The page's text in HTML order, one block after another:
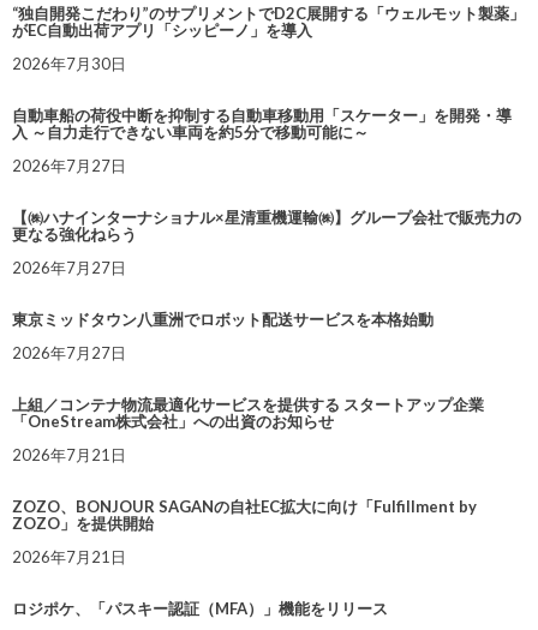
“独自開発こだわり”のサプリメントでD2C展開する「ウェルモット製薬」
がEC自動出荷アプリ「シッピーノ」を導入
2026年7月30日
自動車船の荷役中断を抑制する自動車移動用「スケーター」を開発・導
入 ～自力走行できない車両を約5分で移動可能に～
2026年7月27日
【㈱ハナインターナショナル×星清重機運輸㈱】グループ会社で販売力の
更なる強化ねらう
2026年7月27日
東京ミッドタウン八重洲でロボット配送サービスを本格始動
2026年7月27日
上組／コンテナ物流最適化サービスを提供する スタートアップ企業
「OneStream株式会社」への出資のお知らせ
2026年7月21日
ZOZO、BONJOUR SAGANの自社EC拡大に向け「Fulfillment by
ZOZO」を提供開始
2026年7月21日
ロジポケ、「パスキー認証（MFA）」機能をリリース